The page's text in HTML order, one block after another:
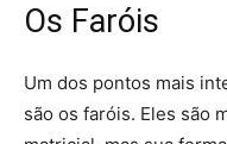
Os Faróis
Um dos pontos mais
são os faróis. Eles são